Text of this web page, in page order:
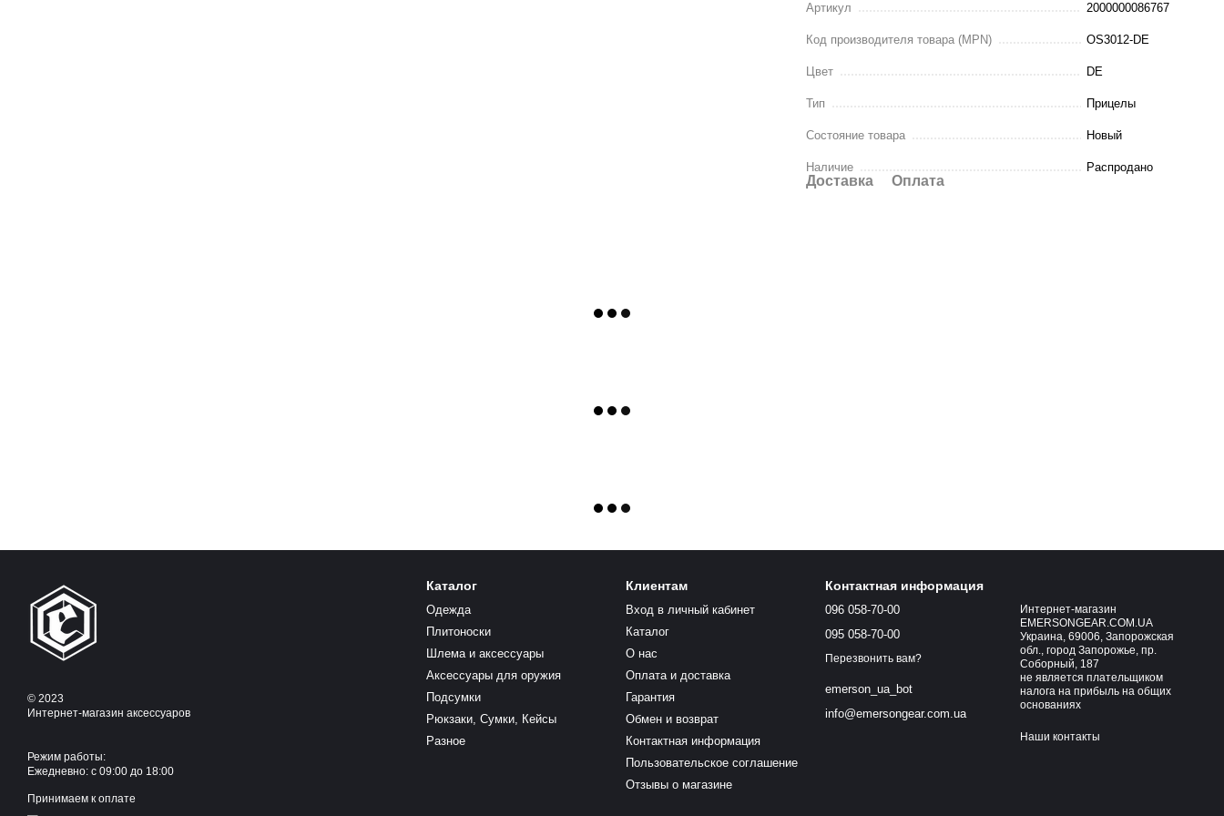
Артикул 2000000086767
Код производителя товара (MPN) OS3012-DE
Цвет DE
Тип Прицелы
Состояние товара Новый
Наличие Распродано
Доставка Оплата
© 2023
Интернет-магазин аксессуаров
Режим работы:
Ежедневно: с 09:00 до 18:00
Принимаем к оплате
Каталог
Одежда
Плитоноски
Шлема и аксессуары
Аксессуары для оружия
Подсумки
Рюкзаки, Сумки, Кейсы
Разное
Клиентам
Вход в личный кабинет
Каталог
О нас
Оплата и доставка
Гарантия
Обмен и возврат
Контактная информация
Пользовательское соглашение
Отзывы о магазине
Контактная информация
096 058-70-00
095 058-70-00
Перезвонить вам?
emerson_ua_bot
info@emersongear.com.ua
Интернет-магазин
EMERSONGEAR.COM.UA
Украина, 69006, Запорожская
обл., город Запорожье, пр.
Соборный, 187
не является плательщиком
налога на прибыль на общих
основаниях
Наши контакты